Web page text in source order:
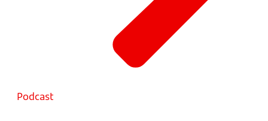
Podcast